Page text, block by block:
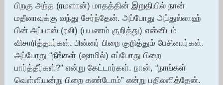
பிறகு அந்த (ரமளான்) மாதத்தின் இறுதியில் நான்
மதீனாவுக்கு வந்து சேர்ந்தேன். அப்போது அப்துல்லாஹ்
பின் அப்பாஸ் (ரலி) (பயணம் குறித்து) என்னிடம்
விசாரித்தார்கள். பின்னர் பிறை குறித்தும் பேசினார்கள்.
அப்போது “நீங்கள் (ஷாமில்) எப்போது பிறை
பார்த்தீர்கள்?” என்று கேட்டார்கள். நான், “நாங்கள்
வெள்ளியன்று பிறை கண்டோம்” என்று பதிலளித்தேன்.